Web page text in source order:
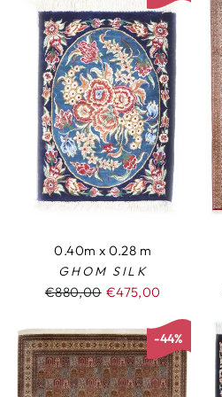
0.40m x 0.28 m
GHOM SILK
Normaler
€880,00 Sonderpreis
€475,00
-44%